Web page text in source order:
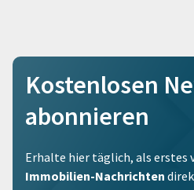
Kostenlosen
abonnieren
Erhalte hier täglich, als erstes
Immobilien-Nachrichten